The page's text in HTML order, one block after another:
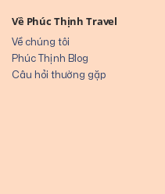
Về Phúc Thịnh Travel
Về chúng tôi
Phúc Thịnh Blog
Câu hỏi thường gặp